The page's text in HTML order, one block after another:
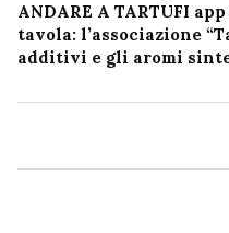
ANDARE A TARTUFI app
tavola: l’associazione
additivi e gli aromi